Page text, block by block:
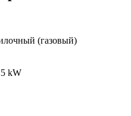
(газовый)
kW